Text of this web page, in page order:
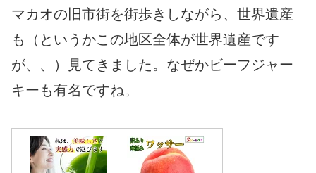
マカオの旧市街を街歩きしながら、世界遺産
も（というかこの地区全体が世界遺産です
が、、）見てきました。なぜかビーフジャー
キーも有名ですね。